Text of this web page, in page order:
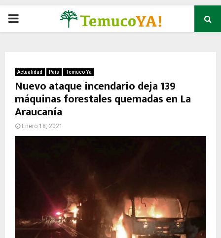
P
M
A
M
Actualidad País Temuco Ya
Nuevo ataque incendario deja 139
máquinas forestales quemadas en La
Araucanía
Enero 18, 2021